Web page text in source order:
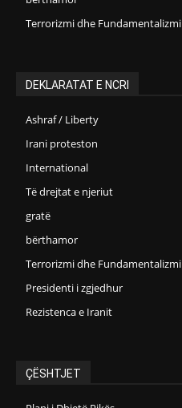
Terrorizmi dhe Fundamentalizmi
DEKLARATAT E NCRI
Ashraf / Liberty
Irani proteston
International
Të drejtat e njeriut
gratë
bërthamor
Terrorizmi dhe Fundamentalizmi
Presidenti i zgjedhur
Rezistenca e Iranit
ÇËSHTJET